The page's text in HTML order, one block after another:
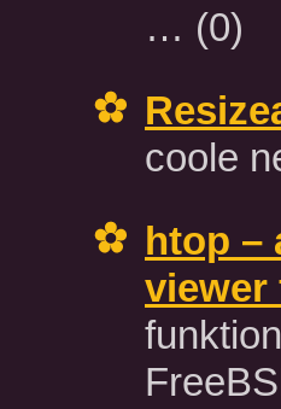
… (0)
coole
htop –
viewer